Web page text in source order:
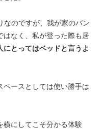
なのですが、我が家のバン
はなく、私が登った際も居
にとってはベッドと言うよ
ースとしては使い勝手は
横にしてこそ分かる体験